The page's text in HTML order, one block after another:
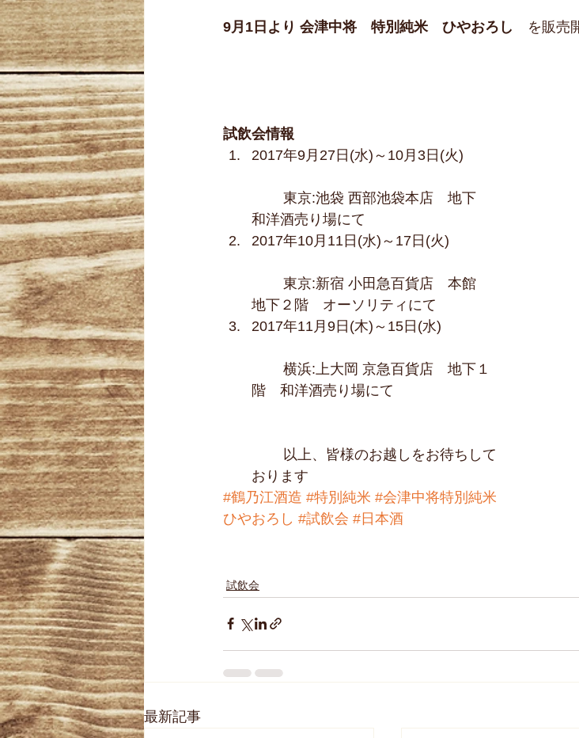
9月1日より 会津中将　特別純米　ひやおろし を販売
試飲会情報
2017年9月27日(水)～10月3日(火)
和洋酒売り場にて
2017年10月11日(水)～17日(火)
地下２階　オーソリティにて
2017年11月9日(木)～15日(水)
階　和洋酒売り場にて
おります
#鶴乃江酒造 #特別純米 #会津中将特別純米
ひやおろし #試飲会 #日本酒
試飲会
最新記事